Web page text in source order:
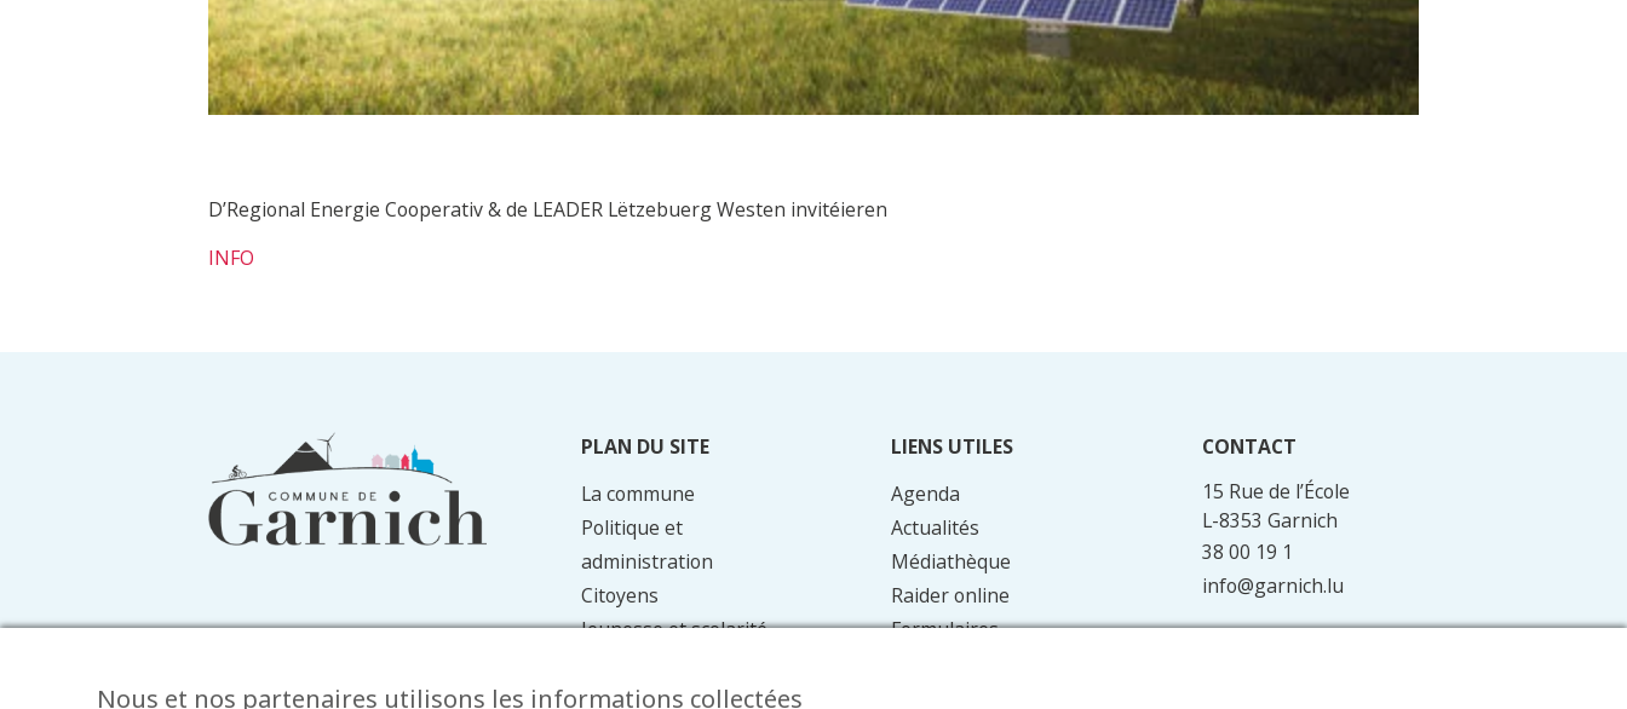
D’Regional Energie Cooperativ & de LEADER Lëtzebuerg Westen invitéieren
INFO
PLAN DU SITE
La commune
Politique et
administration
Citoyens
Jeunesse et scolarité
Energie et
LIENS UTILES
Agenda
Actualités
Médiathèque
Raider online
Formulaires
CONTACT
15 Rue de l’École
L-8353 Garnich
38 00 19 1
info@garnich.lu
Facebook
Instagram
Nous et nos partenaires utilisons les informations collectées